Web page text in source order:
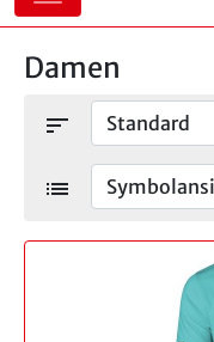
Damen
sort
list